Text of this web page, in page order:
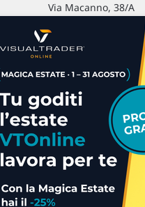
Via Macanno, 38/A
P.IVA 02 452 460 401
Chi siamo
Commenti e segnalazioni
Contattaci